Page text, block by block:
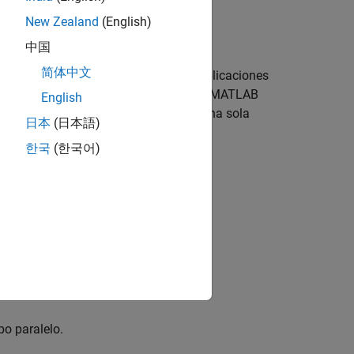
de los escritorios multinúcleo y
y workers de procesos (motores
puede ejecutar las mismas aplicaciones
utilizar la caja de herramientas con
MATLAB
para caber en la memoria de una sola
paralelo.
New Zealand (English)
中国
简体中文
English
日本 (日本語)
한국 (한국어)